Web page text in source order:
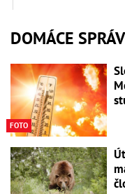
DOMÁCE
FOTO